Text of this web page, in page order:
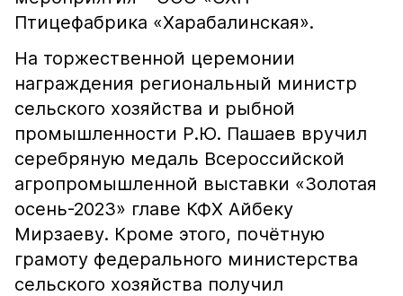
Птицефабрика «Харабалинская».
На торжественной церемонии
награждения региональный министр
сельского хозяйства и рыбной
промышленности Р.Ю. Пашаев вручил
серебряную медаль Всероссийской
агропромышленной выставки «Золотая
осень-2023» главе КФХ Айбеку
Мирзаеву. Кроме этого, почётную
грамоту федерального министерства
сельского хозяйства получил